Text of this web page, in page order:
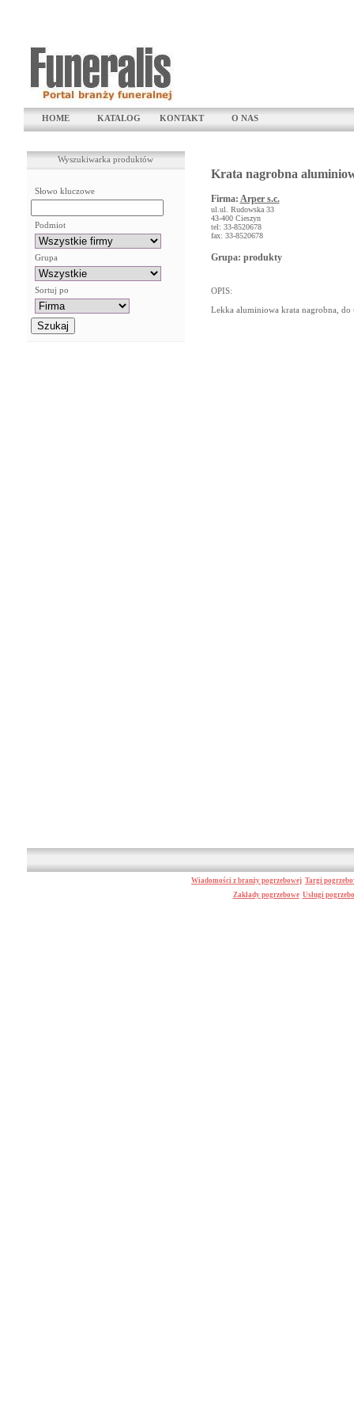
HOME KATALOG KONTAKT O NAS
Wyszukiwarka produktów
Słowo kluczowe
Podmiot
Grupa
Sortuj po
Krata nagrobna
Firma: Arper s.c.
ul.ul. Rudowska 33
43-400 Cieszyn
tel: 33-8520678
fax: 33-8520678
Grupa: produkty
OPIS:
Lekka aluminiowa krata nagrobna, do
Wiadomości z branży pogrzebowej Targi
Zakłady pogrzebowe Usługi